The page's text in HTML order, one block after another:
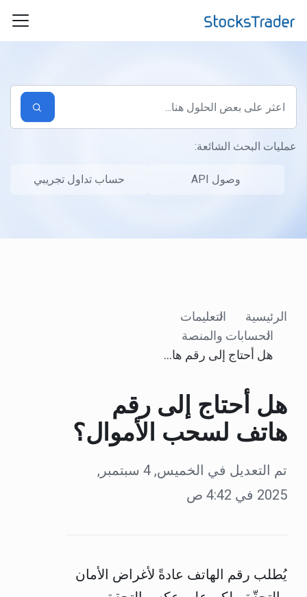
عمليات البحث الشائعة:
وصول API حساب تداول تجريبي
الرئيسية
التعليمات
الحسابات والمنصة
هل أحتاج إلى رقم هاتف لسحب الأموال؟
هل أحتاج إلى رقم
هاتف لسحب الأموال؟
تم التعديل في الخميس, 4 سبتمبر,
2025 في 4:42 ص
يُطلب رقم الهاتف عادةً لأغراض الأمان